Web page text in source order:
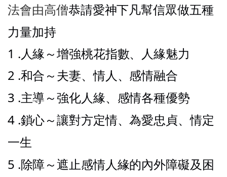
法會由高僧恭請愛神下凡幫信眾做五種
力量加持
1 .人緣～增強桃花指數、人緣魅力
2 .和合～夫妻、情人、感情融合
3 .主導～強化人緣、感情各種優勢
4 .鎖心～讓對方定情、為愛忠貞、情定
一生
5 .除障～遮止感情人緣的內外障礙及困